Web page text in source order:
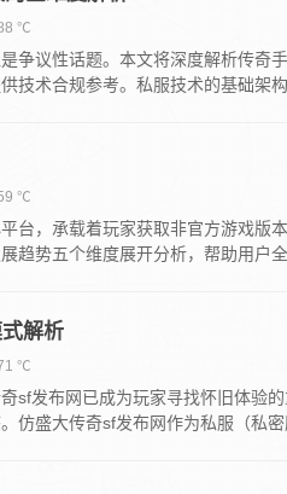
℃
争议性话题。本文将深度解析传
技术合规参考。私服技术的基础架
℃
台，承载着玩家获取非官方游戏
趋势五个维度展开分析，帮助用户
解析
℃
sf发布网已成为玩家寻找怀旧体验
仿盛大传奇sf发布网作为私服（私